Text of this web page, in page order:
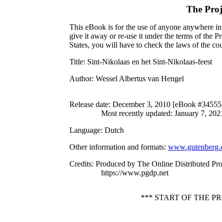
The
This eBook is for the use of anyone anywhere
give it away or re-use it under the terms of the
States, you will have to check the laws of the
Title: Sint-Nikolaas en het Sint-Nikolaas-feest
Author: Wessel Albertus van Hengel
Release date: December 3, 2010 [eBook
Most recently updated: January 7,
Language: Dutch
Other information and formats:
Credits: Produced by The Online Distributed
https://www.pgdp.net
*** START OF THE